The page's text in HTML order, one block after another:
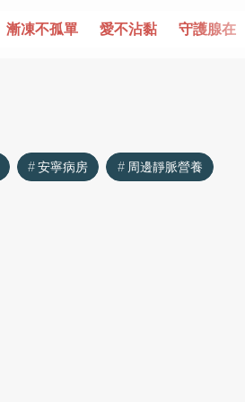
漸凍不孤單 愛不沾黏 守護腺在
安寧病房 周邊靜脈營養